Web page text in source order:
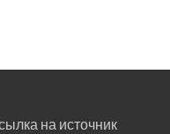
на источник